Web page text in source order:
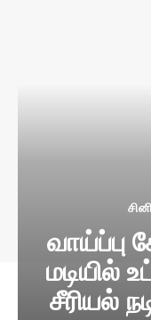
வாய்ப்பு
மடியில்
சீரியல்